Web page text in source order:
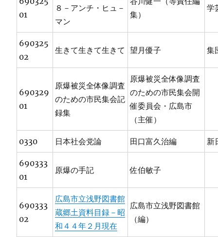
01
８－アンチ・ヒュ－
マン
集）
学
690325
02
生きて生きて生きて 望月優子 集
690329
01
原爆被災全体像調査
のための市民集会記
録集
原爆被災全体像調査
のための市民集会開
催委員会・広島市
（主催）
0330 日本社会党論 田口富久治編 新
690333
01
原爆の手記 佐伯敏子
690333
02
広島市立浅野図書館
蔵郷土資料目録－昭
和４４年２月現在
広島市立浅野図書館
（編）